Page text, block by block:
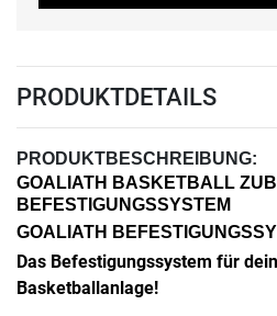
PRODUKTDETAILS
PRODUKTBESCHREIBUNG:
GOALIATH BASKETBALL
BEFESTIGUNGSSYSTEM
GOALIATH
Das Befestigungssystem für
Basketballanlage!